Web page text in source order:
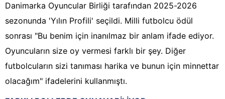
Danimarka Oyuncular Birliği tarafından 2025-2026
sezonunda 'Yılın Profili' seçildi. Milli futbolcu ödül
sonrası "Bu benim için inanılmaz bir anlam ifade ediyor.
Oyuncuların size oy vermesi farklı bir şey. Diğer
futbolcuların sizi tanıması harika ve bunun için minnettar
olacağım" ifadelerini kullanmıştı.